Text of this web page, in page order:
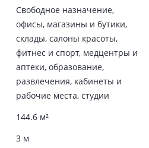
Свободное назначение,
офисы, магазины и бутики,
склады, салоны красоты,
фитнес и спорт, медцентры и
аптеки, образование,
развлечения, кабинеты и
рабочие места, студии
144.6 м²
3 м